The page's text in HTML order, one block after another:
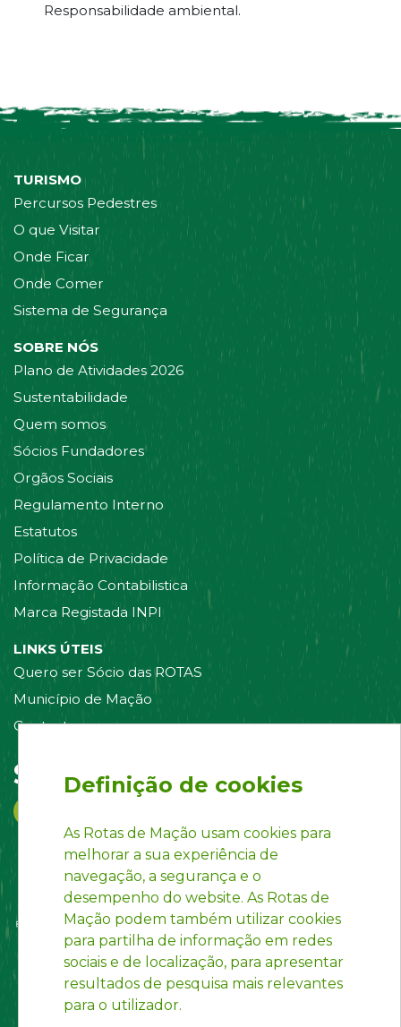
Responsabilidade ambiental.
TURISMO
Percursos Pedestres
O que Visitar
Onde Ficar
Onde Comer
Sistema de Segurança
SOBRE NÓS
Plano de Atividades 2026
Sustentabilidade
Quem somos
Sócios Fundadores
Orgãos Sociais
Regulamento Interno
Estatutos
Política de Privacidade
Informação Contabilistica
Marca Registada INPI
LINKS ÚTEIS
Quero ser Sócio das ROTAS
Município de Mação
Contacte-nos
Siga-nos em:
Definição de cookies
As Rotas de Mação usam cookies para
melhorar a sua experiência de
navegação, a segurança e o
desempenho do website. As Rotas de
Mação podem também utilizar cookies
para partilha de informação em redes
sociais e de localização, para apresentar
resultados de pesquisa mais relevantes
para o utilizador.